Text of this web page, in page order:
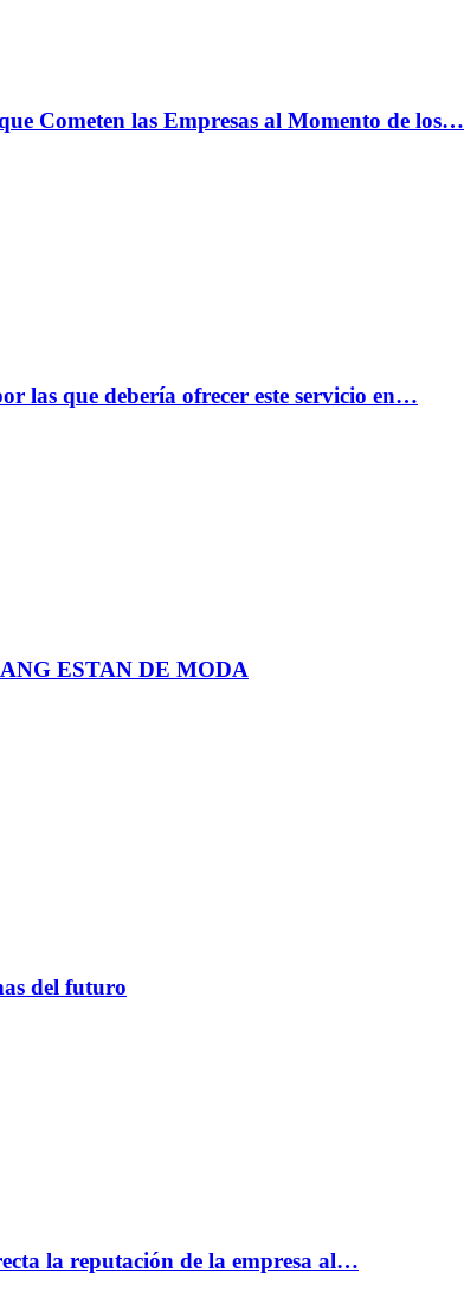
Cometen las Empresas al Momento de los…
las que debería ofrecer este servicio en…
ESTAN DE MODA
del futuro
la reputación de la empresa al…